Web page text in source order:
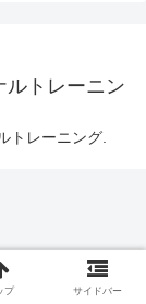
ルトレーニン
トレーニング.
プ サイドバー